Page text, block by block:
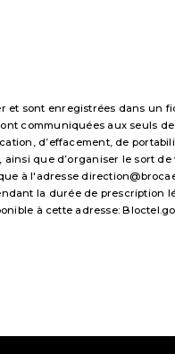
sont enregistrées dans un
communiquées aux seuls
d’effacement, de
que d’organiser le sort
à l'adresse
la durée de prescription
à cette adresse: